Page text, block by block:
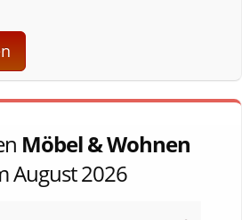
Möbel & Wohnen
August 2026